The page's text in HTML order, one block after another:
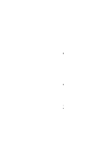
À
Prix
Prix